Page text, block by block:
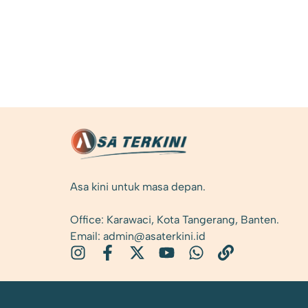
Asa kini untuk masa depan.
Office: Karawaci, Kota Tangerang, Banten.
Email: admin@asaterkini.id